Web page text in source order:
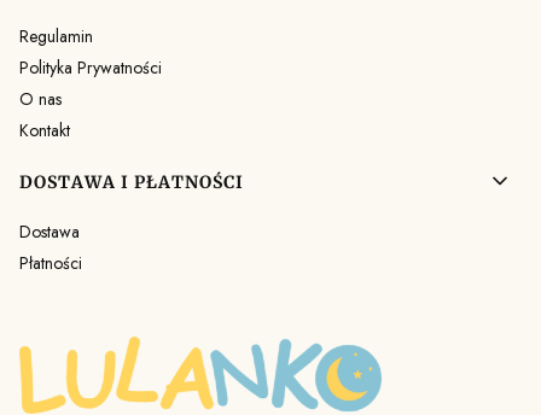
Regulamin
Polityka Prywatności
O nas
Kontakt
DOSTAWA I PŁATNOŚCI
Dostawa
Płatności